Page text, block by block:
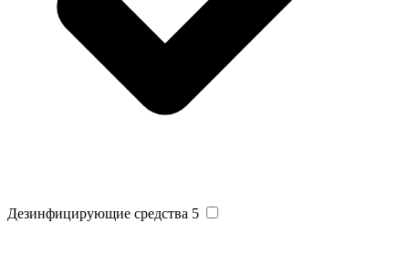
Дезинфицирующие средства 5